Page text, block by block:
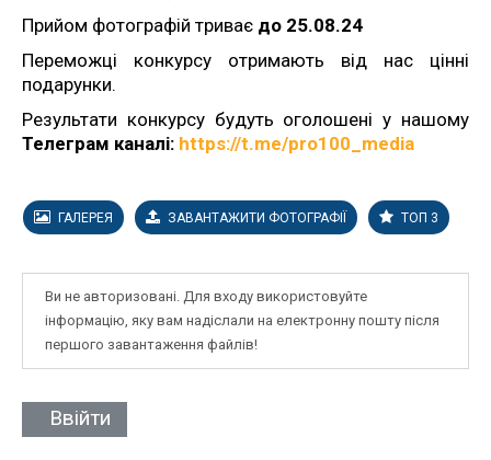
Прийом фотографій триває до 25.08.24
Переможці конкурсу отримають від нас цінні
подарунки.
Результати конкурсу будуть оголошені у нашому
Телеграм каналі: https://t.me/pro100_media
ГАЛЕРЕЯ ЗАВАНТАЖИТИ ФОТОГРАФІЇ ТОП 3
Ви не авторизовані. Для входу використовуйте
інформацію, яку вам надіслали на електронну пошту після
першого завантаження файлів!
Ввійти